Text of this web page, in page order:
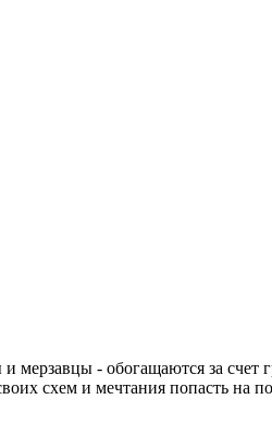
- обогащаются за счет
схем и мечтания попасть на